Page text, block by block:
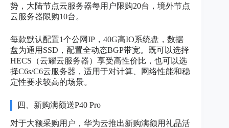
势，大陆节点云服务器每用户限购20台，境外节点
云服务器限购10台。
每款默认配置1个公网IP，40G高IO系统盘，数据
盘为通用SSD，配置全动态BGP带宽。既可以选择
HECS（云耀云服务器）享受高性价比，也可以选
择C6s/C6云服务器，适用于对计算、网络性能和稳
定性要求较高的场景。
四、新购满额送P40 Pro
对于大额采购用户，华为云推出新购满额用礼品活